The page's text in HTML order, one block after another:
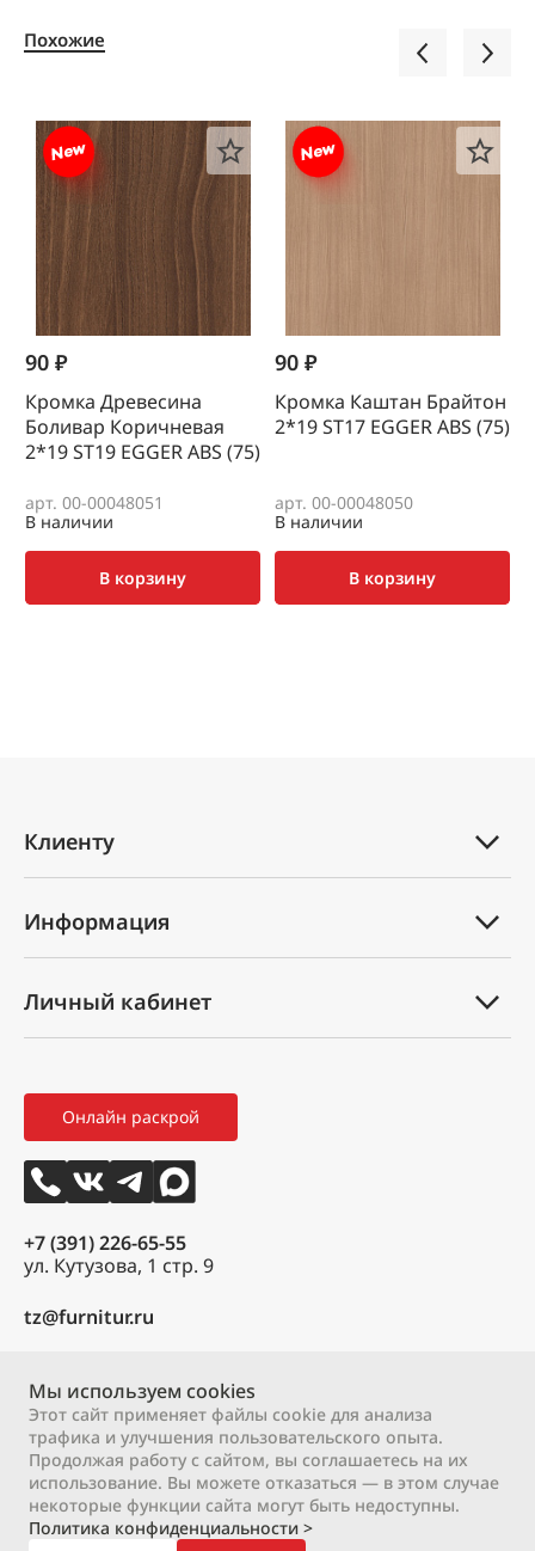
Похожие
90 ₽
Кромка Древесина
Боливар Коричневая
2*19 SТ19 EGGER ABS (75)
арт. 00-00048051
В наличии
В корзину
90 ₽
Кромка Каштан Брайтон
2*19 SТ17 EGGER ABS (75)
арт. 00-00048050
В наличии
В корзину
Клиенту
Услуги
Партнеры
3D тур
Информация
Оплата и доставка
Как оформить заказ
Вакансии
Контакты
Личный кабинет
Мои заказы
Избранное
Онлайн раскрой
+7 (391) 226-65-55
ул. Кутузова, 1 стр. 9
tz@furnitur.ru
Сб:
9:00 – 17:00
Вс:
выходной
2000 – 2026 © ООО «М-профиль»
Политика конфиденциальностиДоговор оферты
Мы используем cookies
Этот сайт применяет файлы cookie для анализа
трафика и улучшения пользовательского опыта.
Продолжая работу с сайтом, вы соглашаетесь на их
использование. Вы можете отказаться — в этом случае
некоторые функции сайта могут быть недоступны.
Политика конфиденциальности >